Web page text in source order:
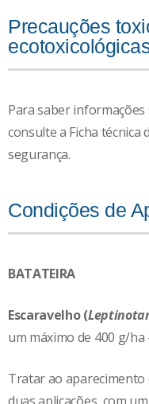
Precauções
Para saber
consulte a Ficha técnica
segurança.
Condições de
BATATEIRA
Escaravelho (
um máximo de 400 g/ha
Tratar ao